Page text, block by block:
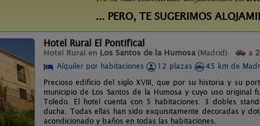
... PERO, TE SUGERIMOS
Hotel Rural El Pontifical
Hotel Rural en Los Santos de la Humosa (Madrid) a
Alquiler por habitaciones
12 plazas
45 km de
Precioso edificio del siglo XVIII, que por su historia y su
municipio de Los Santos de la Humosa y cuyo uso
Toledo. El hotel cuenta con 5 habitaciones: 3 dobles
ducha. Todas ellas han sido exquisitamente decoradas y
acondicionado y baños en todas las habitaciones.